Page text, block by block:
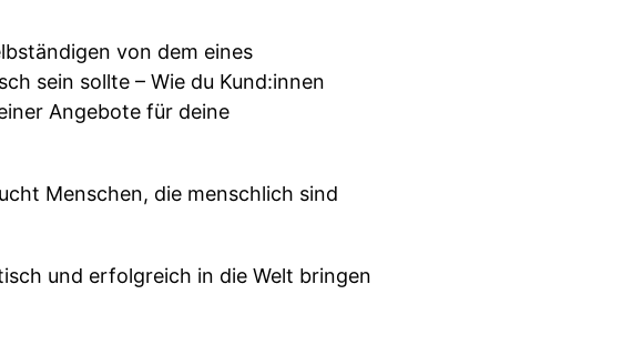
von dem eines
sein sollte – Wie du Kund:innen
Angebote für deine
Menschen, die menschlich sind
und erfolgreich in die Welt bringen